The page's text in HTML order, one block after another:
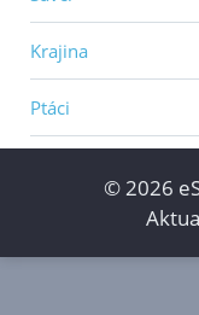
Krajina
Ptáci
© 2026